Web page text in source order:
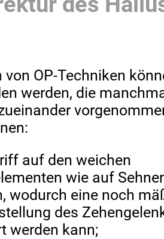
von OP-Techniken
werden, die
auf den weichen
wie auf
wodurch eine noch
des
werden kann;